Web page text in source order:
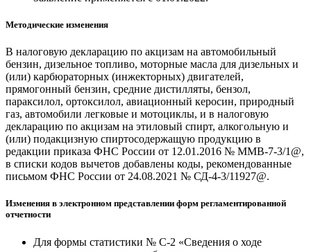
Методические изменения
В налоговую декларацию по акцизам на автомобильный
бензин, дизельное топливо, моторные масла для дизельных и
(или) карбюраторных (инжекторных) двигателей,
прямогонный бензин, средние дистилляты, бензол,
параксилол, ортоксилол, авиационный керосин, природный
газ, автомобили легковые и мотоциклы, и в налоговую
декларацию по акцизам на этиловый спирт, алкогольную и
(или) подакцизную спиртосодержащую продукцию в
редакции приказа ФНС России от 12.01.2016 № ММВ-7-3/1@,
в списки кодов вычетов добавлены коды, рекомендованные
письмом ФНС России от 24.08.2021 № СД-4-3/11927@.
Изменения в электронном представлении форм регламентированной
отчетности
Для формы статистики № С-2 «Сведения о ходе